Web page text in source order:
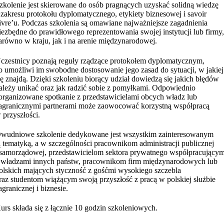
jest skierowane do osób pragnących uzyskać solidną wiedzę
protokołu dyplomatycznego, etykiety biznesowej i savoir
Podczas szkolenia są omawiane najważniejsze zagadnienia
do prawidłowego reprezentowania swojej instytucji lub firmy,
w kraju, jak i na arenie międzynarodowej.
poznają reguły rządzące protokołem dyplomatycznym,
umożliwi im swobodne dostosowanie jego zasad do sytuacji, w jakiej
znajdą. Dzięki szkoleniu biorący udział dowiedzą się jakich błędów
unikać oraz jak radzić sobie z pomyłkami. Odpowiednio
spotkanie z przedstawicielami obcych władz lub
partnerami może zaowocować korzystną współpracą
przyszłości.
szkolenie dedykowane jest wszystkim zainteresowanym
tematyką, a w szczególności pracownikom administracji publicznej
przedstawicielom sektora prywatnego
innych państw, pracownikom firm międzynarodowych lub
mających styczność z gośćmi wysokiego szczebla
studentom wiążącym swoją przyszłość z pracą w polskiej służbie
i biznesie.
składa się z łącznie 10 godzin szkoleniowych.